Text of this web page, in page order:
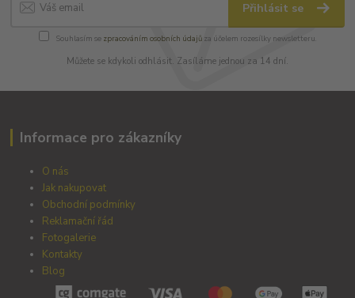
Přihlásit se
Souhlasím se zpracováním osobních údajůza účelem rozesílky newsletteru.
Můžete se kdykoli odhlásit. Zasíláme jednou za 14 dní.
Informace pro zákazníky
O nás
Jak nakupovat
Obchodní podmínky
Reklamační řád
Fotogalerie
Kontakty
Blog